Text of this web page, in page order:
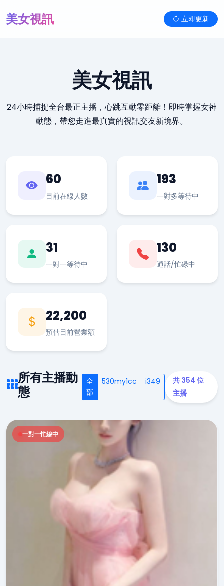
美女視訊 立即更新
美女視訊
24小時捕捉全台最正主播，心跳互動零距離！即時掌握女神
動態，帶您走進最真實的視訊交友新境界。
60
目前在線人數
193
一對多等待中
31
一對一等待中
130
通話/忙碌中
22,200
預估目前營業額
所有主播動
態
全
部
530my1cc i349
共 354 位
主播
一對一忙線中